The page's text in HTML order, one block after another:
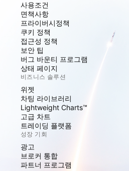
사용조건
면책사항
프라이버시정책
쿠키 정책
접근성 정책
보안 팁
버그 바운티 프로그램
상태 페이지
비즈니스 솔루션
위젯
차팅 라이브러리
Lightweight Charts™
고급 차트
트레이딩 플랫폼
성장 기회
광고
브로커 통합
파트너 프로그램